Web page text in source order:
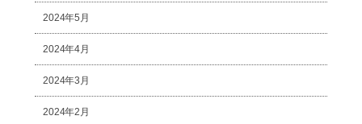
2024年5月
2024年4月
2024年3月
2024年2月